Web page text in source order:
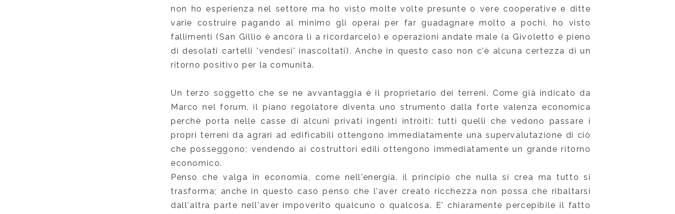
non ho esperienza nel settore ma ho visto molte volte presunte o vere cooperative e ditte
varie costruire pagando al minimo gli operai per far guadagnare molto a pochi, ho visto
fallimenti (San Gillio è ancora lì a ricordarcelo) e operazioni andate male (a Givoletto è pieno
di desolati cartelli 'vendesi' inascoltati). Anche in questo caso non c'è alcuna certezza di un
ritorno positivo per la comunità.
Un terzo soggetto che se ne avvantaggia è il proprietario dei terreni. Come già indicato da
Marco nel forum, il piano regolatore diventa uno strumento dalla forte valenza economica
perchè porta nelle casse di alcuni privati ingenti introiti: tutti quelli che vedono passare i
propri terreni da agrari ad edificabili ottengono immediatamente una supervalutazione di ciò
che posseggono; vendendo ai costruttori edili ottengono immediatamente un grande ritorno
economico.
Penso che valga in economia, come nell'energia, il principio che nulla si crea ma tutto si
trasforma; anche in questo caso penso che l'aver creato ricchezza non possa che ribaltarsi
dall'altra parte nell'aver impoverito qualcuno o qualcosa. E' chiaramente percepibile il fatto